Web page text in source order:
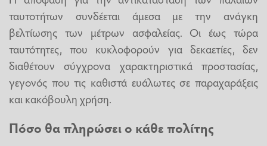
ταυτοτήτων συνδέεται άμεσα με την ανάγκη
βελτίωσης των μέτρων ασφαλείας. Οι έως τώρα
ταυτότητες, που κυκλοφορούν για δεκαετίες, δεν
διαθέτουν σύγχρονα χαρακτηριστικά προστασίας,
γεγονός που τις καθιστά ευάλωτες σε παραχαράξεις
και κακόβουλη χρήση.
Πόσο θα πληρώσει ο κάθε πολίτης